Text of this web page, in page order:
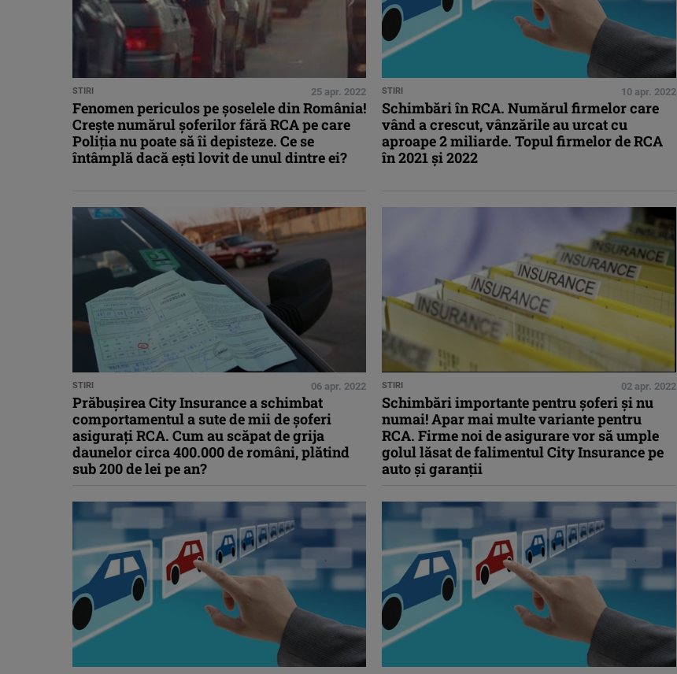
STIRI 25 apr. 2022
Fenomen periculos pe șoselele din România!
Crește numărul șoferilor fără RCA pe care
Poliția nu poate să îi depisteze. Ce se
întâmplă dacă ești lovit de unul dintre ei?
STIRI 10 apr. 2022
Schimbări în RCA. Numărul firmelor care
vând a crescut, vânzările au urcat cu
aproape 2 miliarde. Topul firmelor de RCA
în 2021 și 2022
STIRI 06 apr. 2022
Prăbușirea City Insurance a schimbat
comportamentul a sute de mii de șoferi
asigurați RCA. Cum au scăpat de grija
daunelor circa 400.000 de români, plătind
sub 200 de lei pe an?
STIRI 02 apr. 2022
Schimbări importante pentru șoferi și nu
numai! Apar mai multe variante pentru
RCA. Firme noi de asigurare vor să umple
golul lăsat de falimentul City Insurance pe
auto și garanții